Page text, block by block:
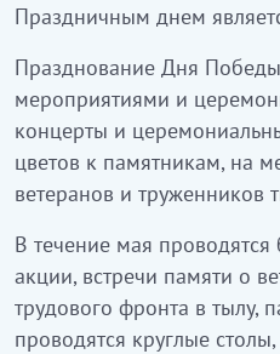
Праздничным днем
Празднование Дня
мероприятиями и
концерты и
цветов к памятникам, на
ветеранов и труженников
В течение мая проводятся
акции, встречи памяти о
трудового фронта в тылу,
проводятся круглые